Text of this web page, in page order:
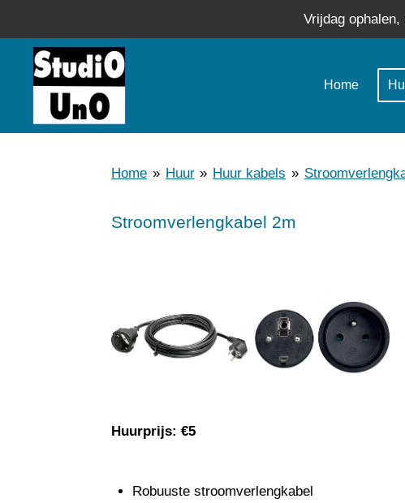
direct
naar
hoofdinhoud
Vrijdag
Home
Home » Huur » Huur kabels »
Stroomverlengkabel 2m
Huurprijs: €5
Robuuste stroomverlengkabel